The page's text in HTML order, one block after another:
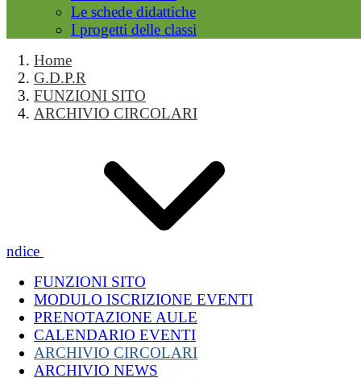
Le schede didattiche
I progetti delle classi
Home
G.D.P.R
FUNZIONI SITO
ARCHIVIO CIRCOLARI
Indice
FUNZIONI SITO
MODULO ISCRIZIONE EVENTI
PRENOTAZIONE AULE
CALENDARIO EVENTI
ARCHIVIO CIRCOLARI
ARCHIVIO NEWS